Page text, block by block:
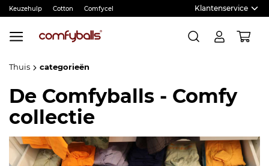
Ga
naar
de
Keuzehulp Cotton Comfycel Klantenservice
Zoek
Thuis categorieën
De Comfyballs - Comfy
collectie